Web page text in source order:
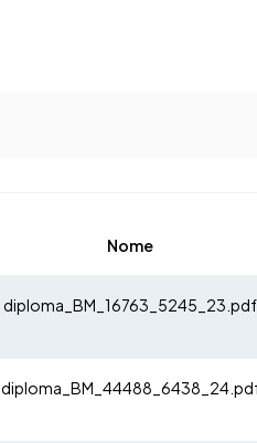
Nome
diploma_BM_16763_5245_23.pdf